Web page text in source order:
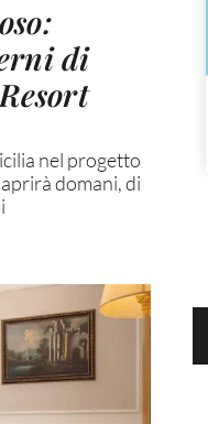
di
nel progetto
domani, di